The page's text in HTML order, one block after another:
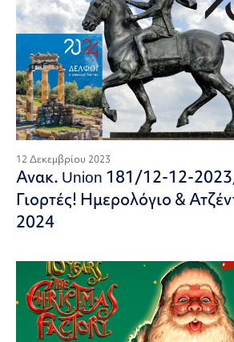
12 Δεκεμβρίου 2023
Ανακ. Union 181/12-12-
Γιορτές! Ημερολόγιο &
2024